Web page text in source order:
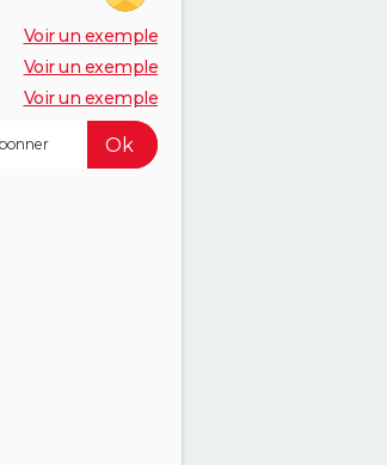
Voir un exemple
Voir un exemple
Voir un exemple